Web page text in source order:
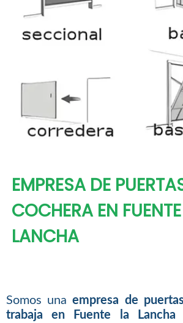
EMPRESA DE
COCHERA EN
LANCHA
Somos unaempresa de
trabaja en Fuente la Lancha